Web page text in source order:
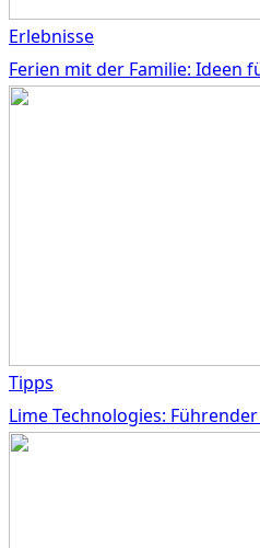
Erlebnisse
Ferien mit der Familie: Ideen
Tipps
Lime Technologies: